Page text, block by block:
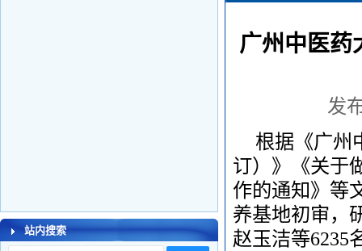
站内搜索
广州中医药
发
根据《广州
订）》《关于
作的通知》等
养基地初审，
赵玉洁等6235